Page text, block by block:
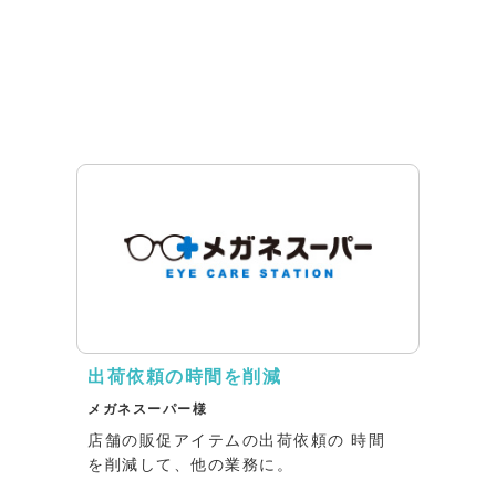
出荷依頼の時間を削減
メガネスーパー様
店舗の販促アイテムの出荷依頼の 時間
を削減して、他の業務に。